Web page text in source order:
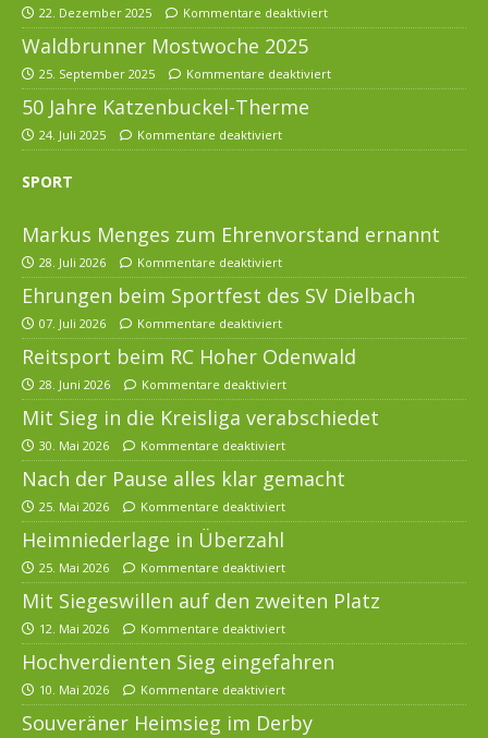
22. Dezember 2025 Kommentare deaktiviert
Waldbrunner Mostwoche 2025
25. September 2025 Kommentare deaktiviert
50 Jahre Katzenbuckel-Therme
24. Juli 2025 Kommentare deaktiviert
SPORT
Markus Menges zum Ehrenvorstand ernannt
28. Juli 2026 Kommentare deaktiviert
Ehrungen beim Sportfest des SV Dielbach
07. Juli 2026 Kommentare deaktiviert
Reitsport beim RC Hoher Odenwald
28. Juni 2026 Kommentare deaktiviert
Mit Sieg in die Kreisliga verabschiedet
30. Mai 2026 Kommentare deaktiviert
Nach der Pause alles klar gemacht
25. Mai 2026 Kommentare deaktiviert
Heimniederlage in Überzahl
25. Mai 2026 Kommentare deaktiviert
Mit Siegeswillen auf den zweiten Platz
12. Mai 2026 Kommentare deaktiviert
Hochverdienten Sieg eingefahren
10. Mai 2026 Kommentare deaktiviert
Souveräner Heimsieg im Derby